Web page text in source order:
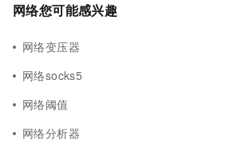
网络您可能感兴趣
网络变压器
网络socks5
网络阈值
网络分析器